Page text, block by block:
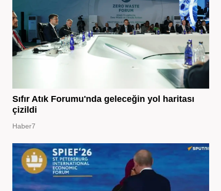
Sıfır Atık Forumu'nda geleceğin yol haritası
çizildi
Haber7